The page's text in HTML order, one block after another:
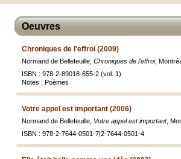
Oeuvres
Chroniques de l'effroi (2009)
Normand de Bellefeuille, Chroniques de l'effroi,
ISBN : 978-2-89018-655-2 (vol. 1)
Notes : Poèmes
Votre appel est important (2006)
Normand de Bellefeuille, Votre appel est important,
ISBN : 978-2-7644-0501-7|2-7644-0501-4